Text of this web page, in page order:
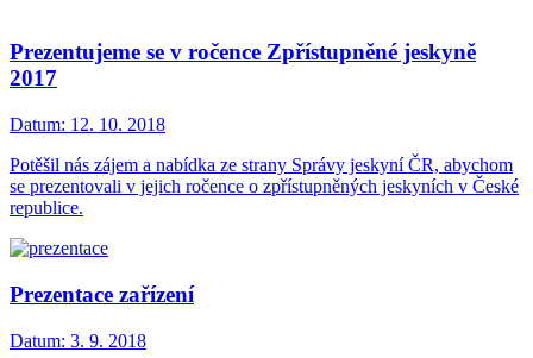
Prezentujeme se v ročence Zpřístupněné jeskyně
2017
Datum: 12. 10. 2018
Potěšil nás zájem a nabídka ze strany Správy jeskyní ČR, abychom
se prezentovali v jejich ročence o zpřístupněných jeskyních v České
republice.
Prezentace zařízení
Datum: 3. 9. 2018